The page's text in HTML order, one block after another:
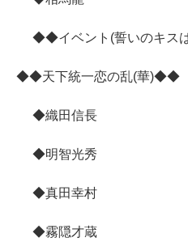
◆◆イベント(誓いのキス
◆◆天下統一恋の乱(華)◆◆
◆織田信長
◆明智光秀
◆真田幸村
◆霧隠才蔵